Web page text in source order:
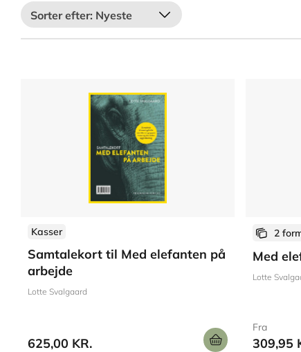
Nyeste
Kasser
Samtalekort til Med elefanten på
arbejde
Lotte Svalgaard
625,00 KR.
2
Med
Lotte
Fra
309,95